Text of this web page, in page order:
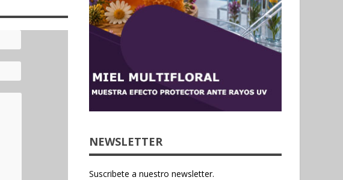
NEWSLETTER
Suscribete a nuestro newsletter.